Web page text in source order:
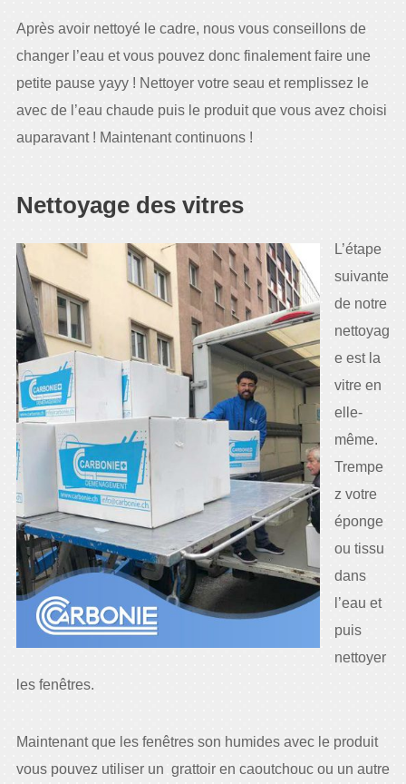
Après avoir nettoyé le cadre, nous vous conseillons de
changer l’eau et vous pouvez donc finalement faire une
petite pause yayy ! Nettoyer votre seau et remplissez le
avec de l’eau chaude puis le produit que vous avez choisi
auparavant ! Maintenant continuons !
Nettoyage des vitres
L’étape
suivante
de notre
nettoyag
e est la
vitre en
elle-
même.
Trempe
z votre
éponge
ou tissu
dans
l’eau et
puis
nettoyer
les fenêtres.
Maintenant que les fenêtres son humides avec le produit
vous pouvez utiliser un grattoir en caoutchouc ou un autre